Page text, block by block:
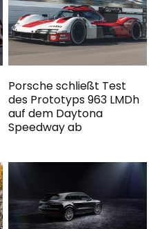
Porsche schließt Test
des Prototyps 963 LMDh
auf dem Daytona
Speedway ab